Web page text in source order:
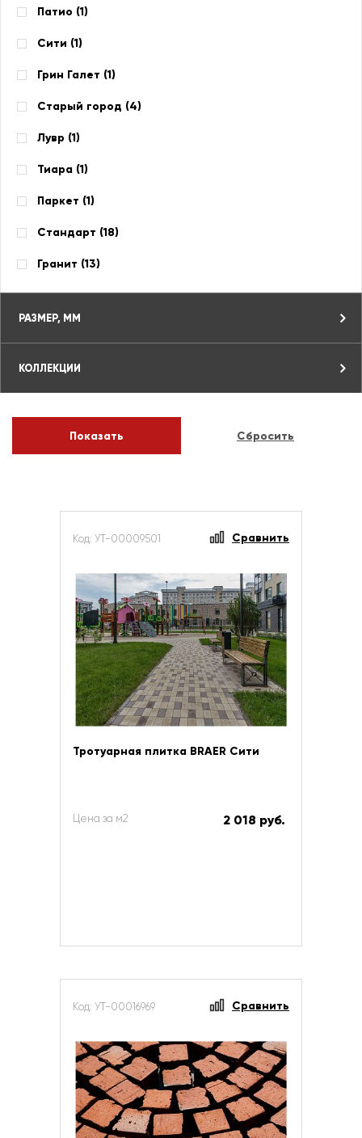
Патио (1)
Сити (1)
Грин Галет (1)
Старый город (4)
Лувр (1)
Тиара (1)
Паркет (1)
Стандарт (18)
Гранит (13)
РАЗМЕР, ММ
КОЛЛЕКЦИИ
Код: УТ-00009501 Сравнить
Тротуарная плитка BRAER Сити
Цена за м2 2 018 руб.
Код: УТ-00016969 Сравнить